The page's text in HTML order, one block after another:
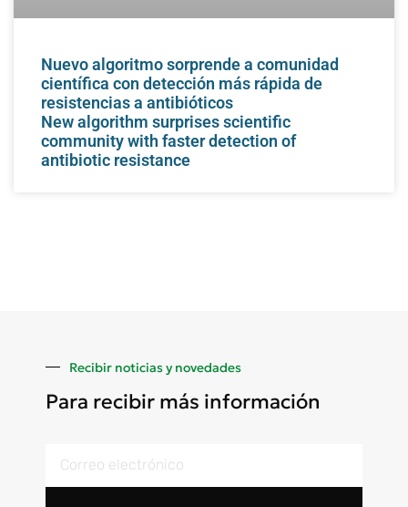
Nuevo algoritmo sorprende a comunidad
científica con detección más rápida de
resistencias a antibióticos
New algorithm surprises scientific
community with faster detection of
antibiotic resistance
Recibir noticias y novedades
Para recibir más información